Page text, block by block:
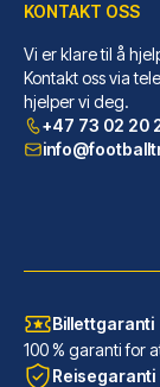
Hôtel La Villa
Velger du Hôtel
LES MER OM
KONTAKT OSS
Vi er klare til å
Kontakt oss via
hjelper vi deg.
+47 73 02 20
Billettgaranti
100 % garanti for
Reisegaranti